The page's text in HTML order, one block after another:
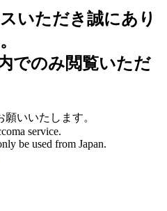
いただき誠にあり
でのみ閲覧いただ
願いいたします。
service.
be used from Japan.